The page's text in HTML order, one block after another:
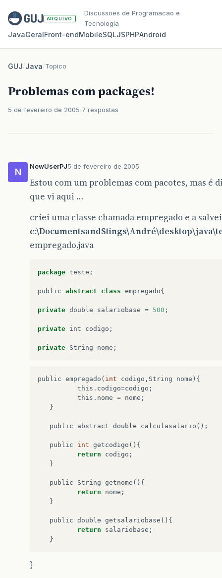
ARQUIVO
Discussoes de Programacao e
Tecnologia
JavaGeralFront‑endMobileSQLJSPHPAndroid
GUJ/Java/Topico
Problemas com packages!
5 de fevereiro de 2005 7 respostas
N
NewUserPJ5 de fevereiro de 2005
Estou com um problemas com pacotes, mas é
que vi aqui …
criei uma classe chamada empregado e a
empregado.java
package teste ;
public abstract class empregado{
private double salariobase = 500 ;
private int codigo ;
private String nome ;
public empregado ( int codigo , String nome ){
this . codigo=codigo ;
this . nome = nome ;
}
public abstract double calculasalario ();
public int getcodigo (){
return
codigo ;
}
public String getnome (){
return
nome ;
}
public double getsalariobase (){
return
salariobase ;
}
}